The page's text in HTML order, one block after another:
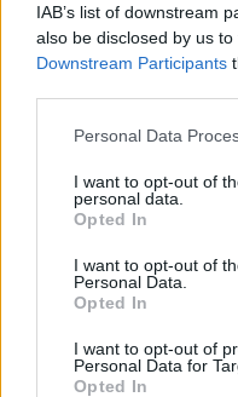
IAB’s list of downstream
also be disclosed by us
Downstream Participants
Personal Data
I want to opt-out of
personal data.
Opted In
I want to opt-out of
Personal Data.
Opted In
I want to opt-out of
Personal Data for
Opted In
Minka
Minka 9.